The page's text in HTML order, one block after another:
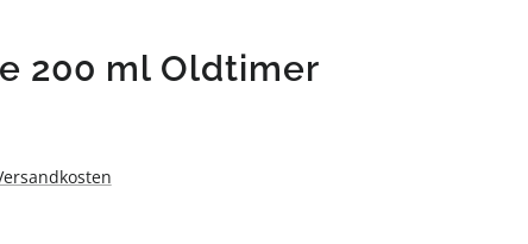
200 ml Oldtimer
Preis: